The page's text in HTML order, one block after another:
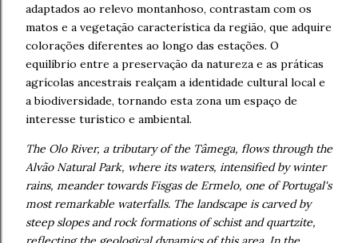
adaptados ao relevo montanhoso, contrastam com os
matos e a vegetação característica da região, que adquire
colorações diferentes ao longo das estações. O
equilíbrio entre a preservação da natureza e as práticas
agrícolas ancestrais realçam a identidade cultural local e
a biodiversidade, tornando esta zona um espaço de
interesse turístico e ambiental.
The Olo River, a tributary of the Tâmega, flows through the
Alvão Natural Park, where its waters, intensified by winter
rains, meander towards Fisgas de Ermelo, one of Portugal's
most remarkable waterfalls. The landscape is carved by
steep slopes and rock formations of schist and quartzite,